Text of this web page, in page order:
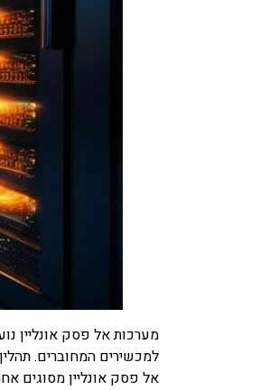
למכשירים המחוברים.
אל פסק אונליין מסוגים